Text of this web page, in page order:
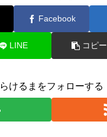
Facebook
LINE コピー
らけるまをフォローする